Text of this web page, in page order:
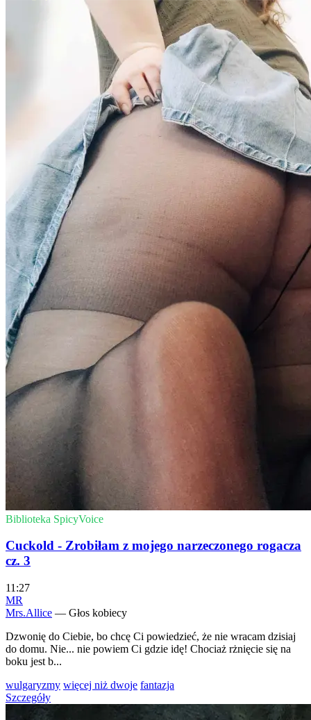
Biblioteka SpicyVoice
Cuckold - Zrobiłam z mojego narzeczonego rogacza
cz. 3
11:27
MR
Mrs.Allice — Głos kobiecy
Dzwonię do Ciebie, bo chcę Ci powiedzieć, że nie wracam dzisiaj
do domu. Nie... nie powiem Ci gdzie idę! Chociaż rżnięcie się na
boku jest b...
wulgaryzmy więcej niż dwoje fantazja
Szczegóły